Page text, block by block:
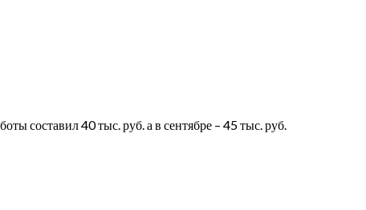
составил 40 тыс. руб. а в сентябре – 45 тыс. руб.